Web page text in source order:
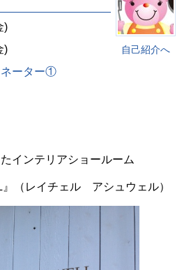
自己紹介へ
)
)
ネーター①
インテリアショールーム
』（レイチェル アシュウェル）